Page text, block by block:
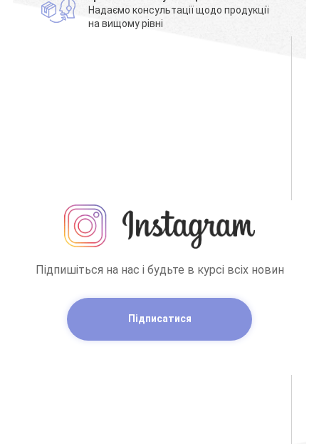
Надаємо консультації щодо продукції
на вищому рівні
Підпишіться на нас і будьте в курсі всіх новин
Підписатися